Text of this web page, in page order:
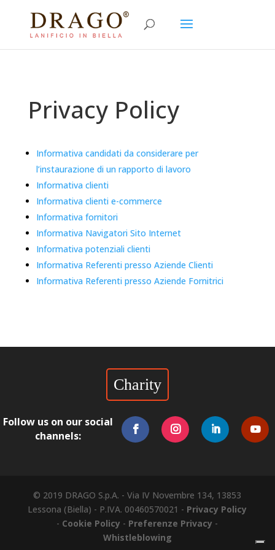
Privacy Policy
Informativa candidati da considerare per
l’instaurazione di un rapporto di lavoro
Informativa clienti
Informativa clienti e-commerce
Informativa fornitori
Informativa Navigatori Sito Internet
Informativa potenziali clienti
Informativa Referenti presso Aziende Clienti
Informativa Referenti presso Aziende Fornitrici
Charity
Follow us on our social
channels:
© 2019 DRAGO S.p.A. - Via IV Novembre 134, 13853
Lessona (Biella) - P.IVA. 00460570021 - Privacy Policy
- Cookie Policy - Preferenze Privacy -
Whistleblowing